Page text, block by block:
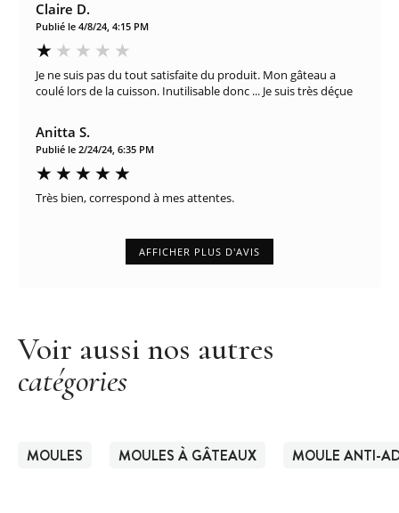
Claire D.
Publié le 4/8/24, 4:15 PM
Je ne suis pas du tout satisfaite du produit. Mon gâteau a
coulé lors de la cuisson. Inutilisable donc ... Je suis très déçue
Anitta S.
Publié le 2/24/24, 6:35 PM
Très bien, correspond à mes attentes.
AFFICHER PLUS D'AVIS
Voir aussi nos autres
catégories
MOULES MOULES À GÂTEAUX MOULE ANTI-